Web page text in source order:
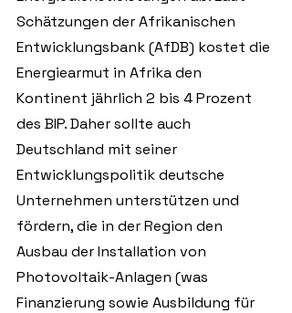
Schätzungen der Afrikanischen
Entwicklungsbank (AfDB) kostet die
Energiearmut in Afrika den
Kontinent jährlich 2 bis 4 Prozent
des BIP. Daher sollte auch
Deutschland mit seiner
Entwicklungspolitik deutsche
Unternehmen unterstützen und
fördern, die in der Region den
Ausbau der Installation von
Photovoltaik-Anlagen (was
Finanzierung sowie Ausbildung für